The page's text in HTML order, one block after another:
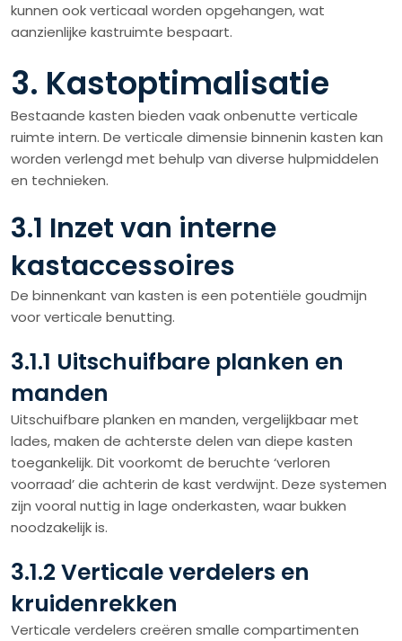
kunnen ook verticaal worden opgehangen, wat
aanzienlijke kastruimte bespaart.
3. Kastoptimalisatie
Bestaande kasten bieden vaak onbenutte verticale
ruimte intern. De verticale dimensie binnenin kasten kan
worden verlengd met behulp van diverse hulpmiddelen
en technieken.
3.1 Inzet van interne
kastaccessoires
De binnenkant van kasten is een potentiële goudmijn
voor verticale benutting.
3.1.1 Uitschuifbare planken en
manden
Uitschuifbare planken en manden, vergelijkbaar met
lades, maken de achterste delen van diepe kasten
toegankelijk. Dit voorkomt de beruchte ‘verloren
voorraad’ die achterin de kast verdwijnt. Deze systemen
zijn vooral nuttig in lage onderkasten, waar bukken
noodzakelijk is.
3.1.2 Verticale verdelers en
kruidenrekken
Verticale verdelers creëren smalle compartimenten